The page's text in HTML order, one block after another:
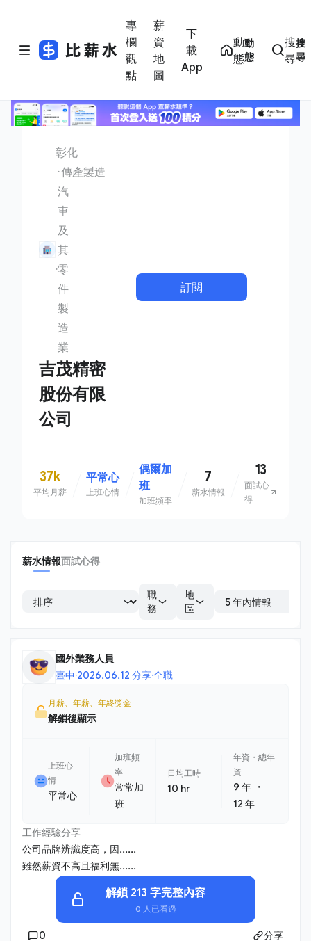
專
欄
觀
點
薪
資
地
圖
下
載
App
動
態
動
態
搜
尋
搜
尋
彰化
傳產製造
汽
車
及
其
零
件
製
造
業
吉茂精密
股份有限
公司
訂閱
37k
平均月薪
平常心
上班心情
偶爾加
班
加班頻率
7
薪水情報
13
面試心
得
薪水情報面試心得
職
務
地
區
國外業務人員
臺中·2026.06.12 分享·全職
月薪、年薪、年終獎金
解鎖後顯示
上班心
情
平常心
加班頻
率
常常加
班
日均工時
10 hr
年資・總年
資
9 年 ・
12 年
工作經驗分享
公司品牌辨識度高，因......
雖然薪資不高且福利無......
解鎖 213 字完整內容
0 人已看過
0 分享